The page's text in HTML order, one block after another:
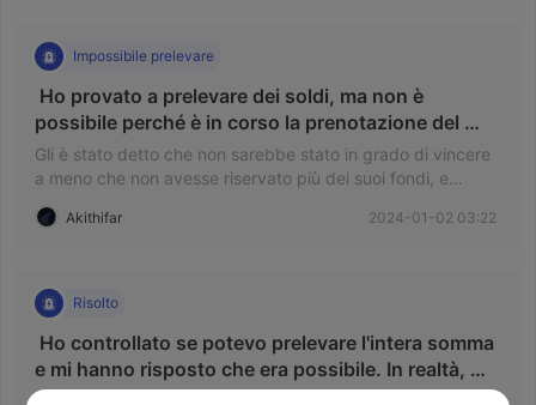
Impossibile prelevare
Ho provato a prelevare dei soldi, ma non è
possibile perché è in corso la prenotazione del
Gli è stato detto che non sarebbe stato in grado di vincere
a meno che non avesse riservato più dei suoi fondi, e
finito per vincerne sei, più di quanto aveva fondi. Ho
pagamento aggiuntivo a causa di fondi insufficienti. Il suo
conto è stato congelato per mancanza di fondi. Al
momento non riesco ad aprire un conto. L'ho già
denunciato alla polizia.
Akithifar 2024-01-02 03:22
Risolto
Ho controllato se potevo prelevare l'intera somma
e mi hanno risposto che era possibile. In realtà, mi
è stata data una scusa e non ho potuto prelevare